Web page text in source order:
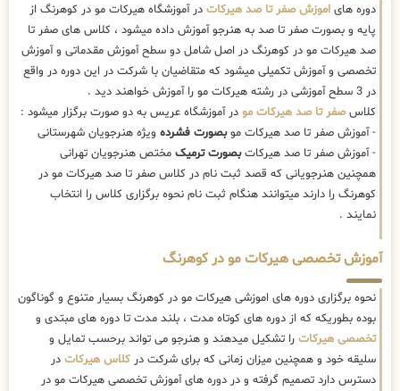
دوره های اموزش صفر تا صد هیرکات در آموزشگاه هیرکات مو در کوهرنگ از
پایه و بصورت صفر تا صد به هنرجو آموزش داده میشود ، کلاس های صفر تا
صد هیرکات مو در کوهرنگ در اصل شامل دو سطح آموزش مقدماتی و آموزش
تخصصی و آموزش تکمیلی میشود که متقاضیان با شرکت در این دوره در واقع
در 3 سطح آموزشی در رشته هیرکات مو را آموزش خواهند دید .
کلاسصفر تا صد هیرکات مو در آموزشگاه عریس به دو صورت برگزار میشود :
- آموزش صفر تا صد هیرکات موبصورت فشرده ویژه هنرجویان شهرستانی
- آموزش صفر تا صد هیرکاتبصورت ترمیک مختص هنرجویان تهرانی
همچنین هنرجویانی که قصد ثبت نام در کلاس صفر تا صد هیرکات مو در
کوهرنگ را دارند میتوانند هنگام ثبت نام نحوه برگزاری کلاس را انتخاب
نمایند .
آموزش تخصصی هیرکات مو در کوهرنگ
نحوه برگزاری دوره های اموزشی هیرکات مو در کوهرنگ بسیار متنوع و گوناگون
بوده بطوریکه که از دوره های کوتاه مدت ، بلند مدت تا دوره های مبتدی و
تخصصی هیرکات را تشکیل میدهند و هنرجو می تواند برحسب تمایل و
سلیقه خود و همچنین میزان زمانی که برای شرکت در کلاس هیرکات در
دسترس دارد تصمیم گرفته و در دوره های آموزش تخصصی هیرکات مو در